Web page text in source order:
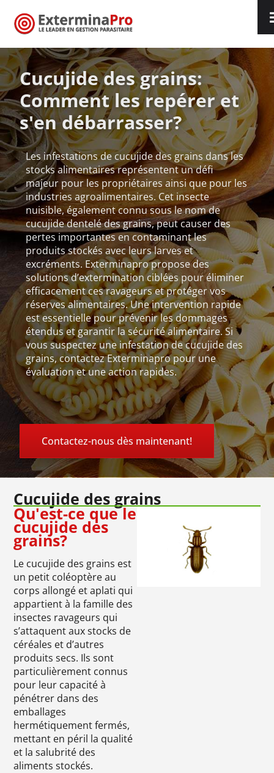
Cucujide des grains:
Comment les repérer et
s'en débarrasser?
Les infestations de cucujide des grains dans les
stocks alimentaires représentent un défi
majeur pour les propriétaires ainsi que pour les
industries agroalimentaires. Cet insecte
nuisible, également connu sous le nom de
cucujide dentelé des grains, peut causer des
pertes importantes en contaminant les
produits stockés avec leurs larves et
excréments. Exterminapro propose des
solutions d’extermination ciblées pour éliminer
efficacement ces ravageurs et protéger vos
réserves alimentaires. Une intervention rapide
est essentielle pour prévenir les dommages
étendus et garantir la sécurité alimentaire. Si
vous suspectez une infestation de cucujide des
grains, contactez Exterminapro pour une
évaluation et une action rapides.
Contactez-nous dès maintenant!
Cucujide des grains
Qu'est-ce que le
cucujide des
grains?
Le cucujide des grains est
un petit coléoptère au
corps allongé et aplati qui
appartient à la famille des
insectes ravageurs qui
s’attaquent aux stocks de
céréales et d’autres
produits secs. Ils sont
particulièrement connus
pour leur capacité à
pénétrer dans des
emballages
hermétiquement fermés,
mettant en péril la qualité
et la salubrité des
aliments stockés.